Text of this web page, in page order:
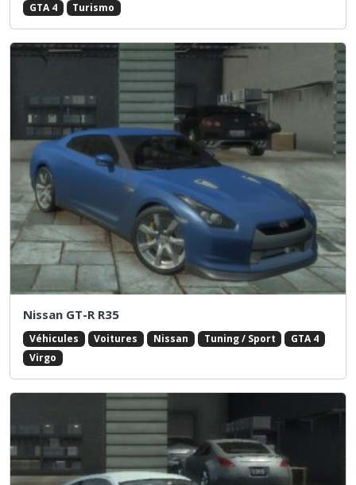
GTA 4
Turismo
Nissan GT-R R35
Véhicules Voitures Nissan Tuning / Sport
GTA 4
Virgo